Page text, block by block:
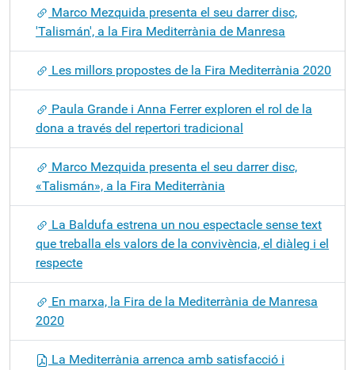
Marco Mezquida presenta el seu darrer disc,
'Talismán', a la Fira Mediterrània de Manresa
Les millors propostes de la Fira Mediterrània 2020
Paula Grande i Anna Ferrer exploren el rol de la
dona a través del repertori tradicional
Marco Mezquida presenta el seu darrer disc,
«Talismán», a la Fira Mediterrània
La Baldufa estrena un nou espectacle sense text
que treballa els valors de la convivència, el diàleg i el
respecte
En marxa, la Fira de la Mediterrània de Manresa
2020
La Mediterrània arrenca amb satisfacció i